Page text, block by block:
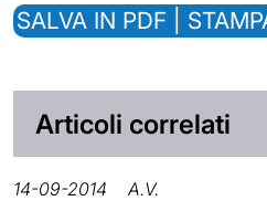
SALVA IN PDF |
Articoli correlati
14-09-2014 A.V.